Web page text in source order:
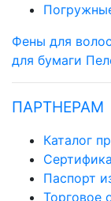
Фены для волос
для бумаги
ПАРТНЕРАМ
Каталог
Паспорт
Торговое